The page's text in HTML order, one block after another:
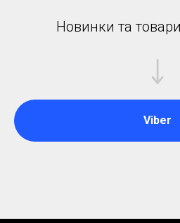
Новинки та
Viber